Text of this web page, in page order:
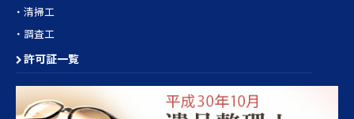
・ 清掃工
・ 調査工
許可証一覧